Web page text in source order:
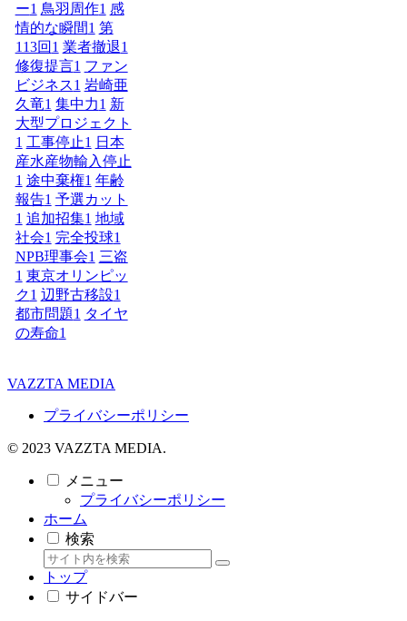
ー1 鳥羽周作1 感
情的な瞬間1 第
113回 1 業者撤退1
修復提言1 ファン
ビジネス1 岩崎亜
久竜1 集中力1 新
大型プロジェクト
1 工事停止1 日本
産水産物輸入停止
1 途中棄権1 年齢
報告1 予選カット
1 追加招集1 地域
社会1 完全投球1
NPB理事会1 三盗
1 東京オリンピッ
ク1 辺野古移設1
都市問題1 タイヤ
の寿命1
VAZZTA MEDIA
プライバシーポリシー
© 2023 VAZZTA MEDIA.
メニュー
プライバシーポリシー
ホーム
検索
トップ
サイドバー